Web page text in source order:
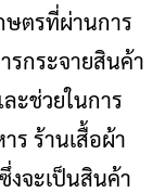
ษตรที่ผ่านการ
รกระจายสินค้า
ะช่วยในการ
ร ร้านเสื้อผ้า
งจะเป็นสินค้า